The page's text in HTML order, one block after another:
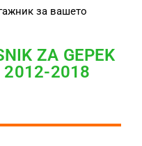
за вашето
ZA GEPEK
2012-2018